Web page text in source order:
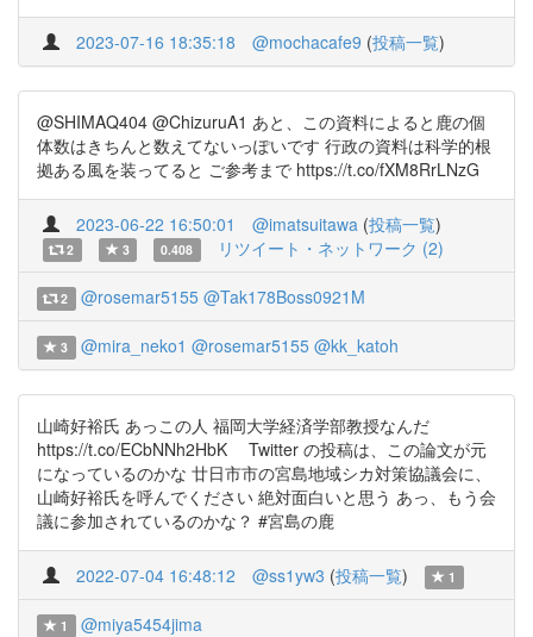
2023-07-16 18:35:18 @mochacafe9 (投稿一覧)
@SHIMAQ404 @ChizuruA1 あと、この資料によると鹿の個
体数はきちんと数えてないっぽいです 行政の資料は科学的根
拠ある風を装ってると ご参考まで https://t.co/fXM8RrLNzG
2023-06-22 16:50:01 @imatsuitawa (投稿一覧)
2 3 0.408 リツイート・ネットワーク (2)
2 @rosemar5155 @Tak178Boss0921M
3 @mira_neko1 @rosemar5155 @kk_katoh
山崎好裕氏 あっこの人 福岡大学経済学部教授なんだ
https://t.co/ECbNNh2HbK Twitter の投稿は、この論文が元
になっているのかな 廿日市市の宮島地域シカ対策協議会に、
山崎好裕氏を呼んでください 絶対面白いと思う あっ、もう会
議に参加されているのかな？ #宮島の鹿
2022-07-04 16:48:12 @ss1yw3 (投稿一覧) 1
1 @miya5454jima